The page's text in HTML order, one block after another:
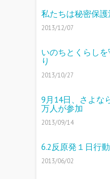
私たちは秘密保護
2013/12/07
いのちとくらし
り
2013/10/27
9月14日、さよな
万人が参加
2013/09/14
6.2反原発１日行
2013/06/02